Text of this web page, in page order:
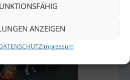
ANZEIGEN
Impressum